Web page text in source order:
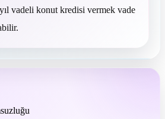
vadeli konut kredisi vermek vade